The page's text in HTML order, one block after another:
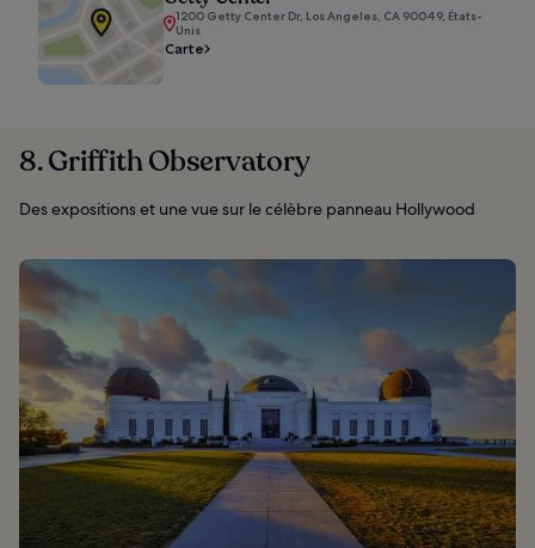
1200 Getty Center Dr, Los Angeles, CA 90049, États-
Unis
Carte
8. Griffith Observatory
Des expositions et une vue sur le célèbre panneau Hollywood